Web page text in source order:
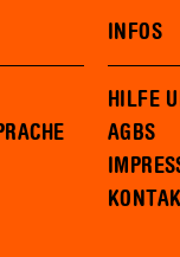
INFOS
HILFE
AGBS